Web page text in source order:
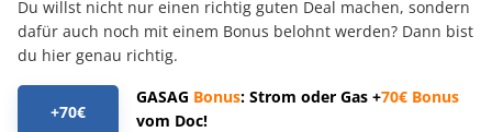
Du willst nicht nur einen richtig guten Deal machen, sondern
dafür auch noch mit einem Bonus belohnt werden? Dann bist
du hier genau richtig.
+70€
GASAG Bonus: Strom oder Gas +70€ Bonus
vom Doc!